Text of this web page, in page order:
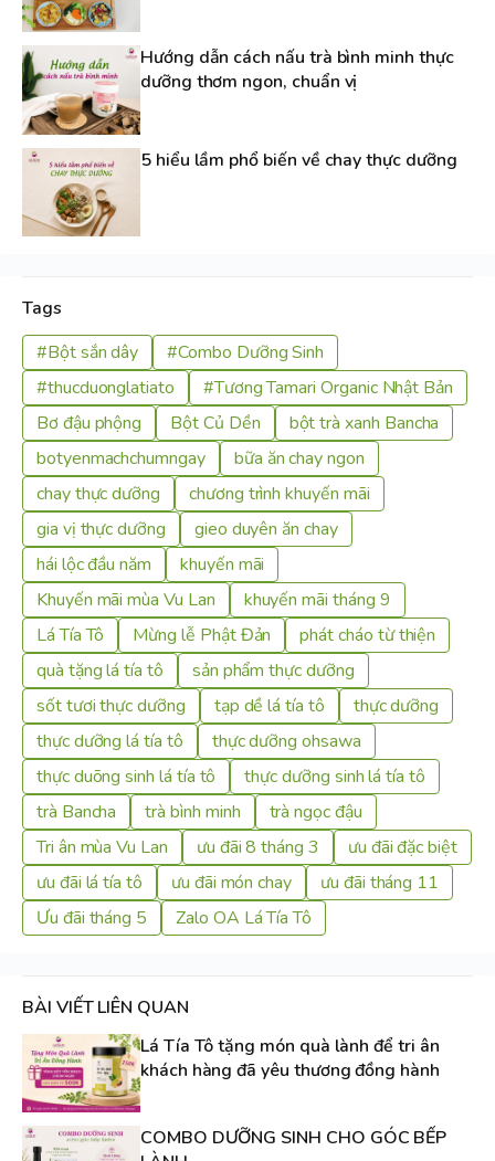
Hướng dẫn cách nấu trà bình minh thực
dưỡng thơm ngon, chuẩn vị
5 hiểu lầm phổ biến về chay thực dưỡng
Tags
#Bột sắn dây
#Combo Dưỡng Sinh
#thucduonglatiato
#Tương Tamari Organic Nhật Bản
Bơ đậu phộng
Bột Củ Dền
bột trà xanh Bancha
botyenmachchumngay
bữa ăn chay ngon
chay thực dưỡng
chương trình khuyến mãi
gia vị thực dưỡng
gieo duyên ăn chay
hái lộc đầu năm
khuyến mãi
Khuyến mãi mùa Vu Lan
khuyến mãi tháng 9
Lá Tía Tô
Mừng lễ Phật Đản
phát cháo từ thiện
quà tặng lá tía tô
sản phẩm thực dưỡng
sốt tươi thực dưỡng
tạp dề lá tía tô
thực dưỡng
thực dưỡng lá tía tô
thực dưỡng ohsawa
thực duõng sinh lá tía tô
thực dưỡng sinh lá tía tô
trà Bancha
trà bình minh
trà ngọc đậu
Tri ân mùa Vu Lan
ưu đãi 8 tháng 3
ưu đãi đặc biệt
ưu đãi lá tía tô
ưu đãi món chay
ưu đãi tháng 11
Ưu đãi tháng 5
Zalo OA Lá Tía Tô
BÀI VIẾT LIÊN QUAN
Lá Tía Tô tặng món quà lành để tri ân
khách hàng đã yêu thương đồng hành
COMBO DƯỠNG SINH CHO GÓC BẾP